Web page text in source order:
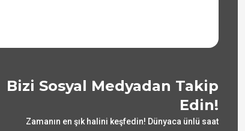
Bizi Sosyal Medyadan Takip
Edin!
Zamanın en şık halini keşfedin! Dünyaca ünlü saat